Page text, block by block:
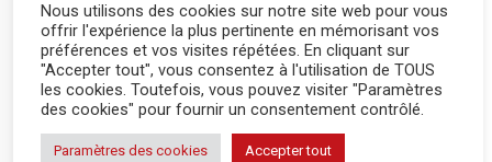
Entreprendre 26 Juin 2026
Pour ensacher efficacement
Nous utilisons des cookies sur notre site web pour vous
offrir l'expérience la plus pertinente en mémorisant vos
préférences et vos visites répétées. En cliquant sur
"Accepter tout", vous consentez à l'utilisation de TOUS
les cookies. Toutefois, vous pouvez visiter "Paramètres
des cookies" pour fournir un consentement contrôlé.
Paramètres des cookies Accepter tout